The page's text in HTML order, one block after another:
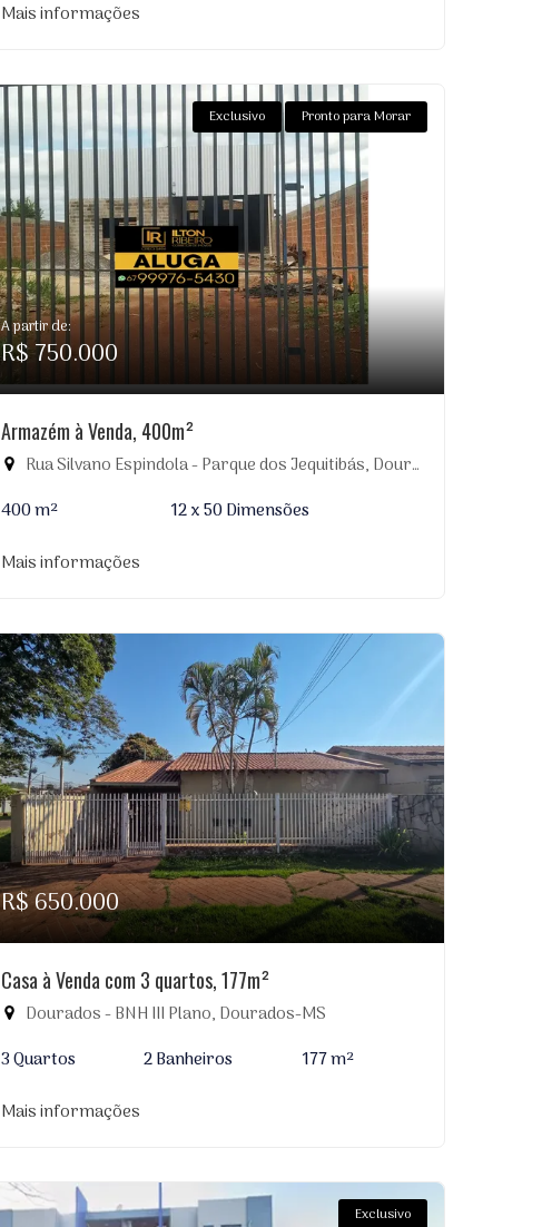
Mais informações
Exclusivo Pronto para Morar
A partir de:
R$ 750.000
Armazém à Venda, 400m²
Rua Silvano Espindola - Parque dos Jequitibás, Dourados-MS
400 m²
12 x 50 Dimensões
Mais informações
R$ 650.000
Casa à Venda com 3 quartos, 177m²
Dourados - BNH III Plano, Dourados-MS
3 Quartos
2 Banheiros
177 m²
Mais informações
Exclusivo